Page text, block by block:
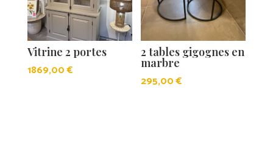
Vitrine 2 portes
1869,00€
2 tables gigognes en
marbre
295,00€